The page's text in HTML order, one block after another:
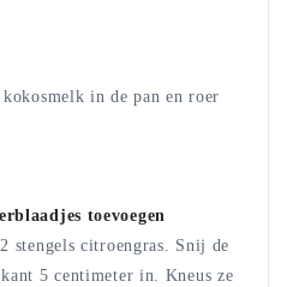
in de pan en roer
toevoegen
stengels citroengras. Snij de
5 centimeter in. Kneus ze